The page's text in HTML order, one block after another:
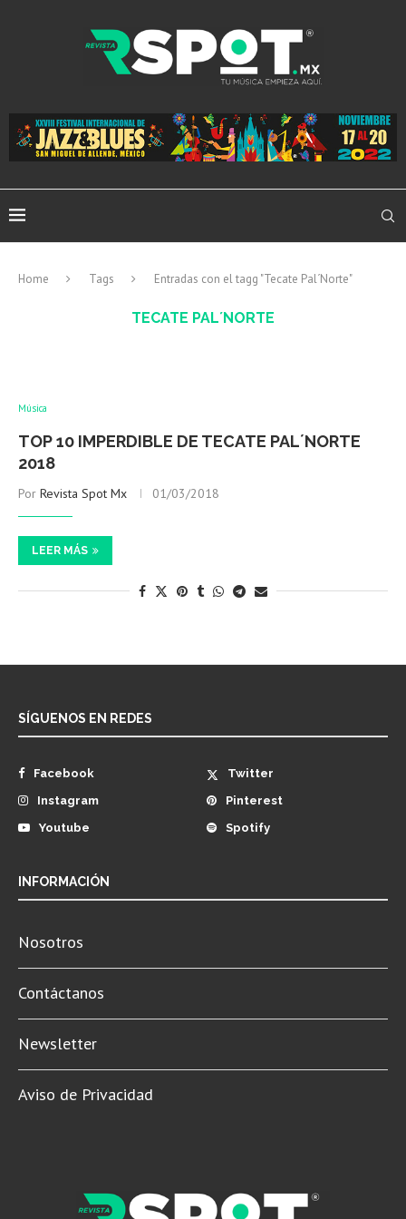
Home Tags Entradas con el tagg "Tecate Pal´Norte"
TECATE PAL´NORTE
Música
TOP 10 IMPERDIBLE DE TECATE PAL´NORTE
2018
Por Revista Spot Mx 01/03/2018
LEER MÁS
SÍGUENOS EN REDES
Facebook
Twitter
Instagram
Pinterest
Youtube
Spotify
INFORMACIÓN
Nosotros
Contáctanos
Newsletter
Aviso de Privacidad